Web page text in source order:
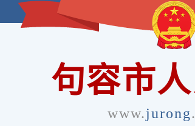
句容市
www.jurong